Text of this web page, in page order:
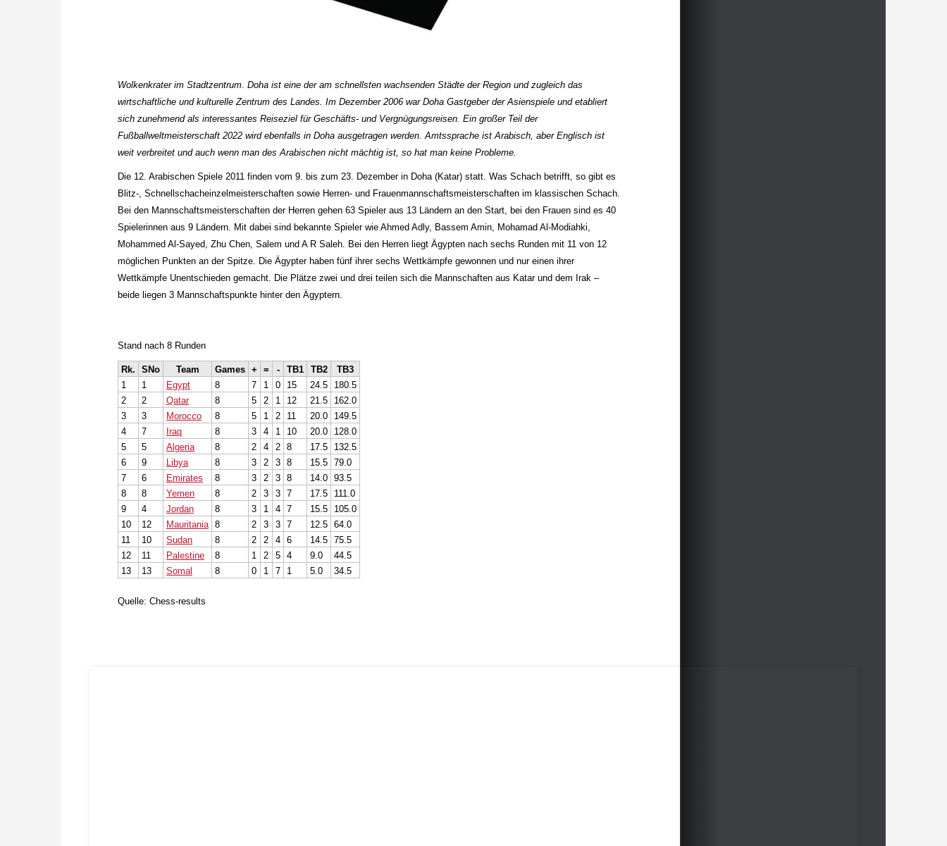
Wolkenkrater im Stadtzentrum. Doha ist eine der am schnellsten wachsenden Städte der Region und zugleich das
wirtschaftliche und kulturelle Zentrum des Landes. Im Dezember 2006 war Doha Gastgeber der Asienspiele und etabliert
sich zunehmend als interessantes Reiseziel für Geschäfts- und Vergnügungsreisen. Ein großer Teil der
Fußballweltmeisterschaft 2022 wird ebenfalls in Doha ausgetragen werden. Amtssprache ist Arabisch, aber Englisch ist
weit verbreitet und auch wenn man des Arabischen nicht mächtig ist, so hat man keine Probleme.
Die 12. Arabischen Spiele 2011 finden vom 9. bis zum 23. Dezember in Doha (Katar) statt. Was Schach betrifft, so gibt es
Blitz-, Schnellschacheinzelmeisterschaften sowie Herren- und Frauenmannschaftsmeisterschaften im klassischen Schach.
Bei den Mannschaftsmeisterschaften der Herren gehen 63 Spieler aus 13 Ländern an den Start, bei den Frauen sind es 40
Spielerinnen aus 9 Ländern. Mit dabei sind bekannte Spieler wie Ahmed Adly, Bassem Amin, Mohamad Al-Modiahki,
Mohammed Al-Sayed, Zhu Chen, Salem und A R Saleh. Bei den Herren liegt Ägypten nach sechs Runden mit 11 von 12
möglichen Punkten an der Spitze. Die Ägypter haben fünf ihrer sechs Wettkämpfe gewonnen und nur einen ihrer
Wettkämpfe Unentschieden gemacht. Die Plätze zwei und drei teilen sich die Mannschaften aus Katar und dem Irak –
beide liegen 3 Mannschaftspunkte hinter den Ägyptern.
Stand nach 8 Runden
Rk. SNo Team Games + = - TB1 TB2
TB3
1
1 Egypt 8 7 1 0 15 24.5
180.5
2
2 Qatar 8 5 2 1 12 21.5
162.0
3
3 Morocco 8 5 1 2 11 20.0
149.5
4
7 Iraq 8 3 4 1 10 20.0
128.0
5
5 Algeria 8 2 4 2 8 17.5
132.5
6
9 Libya 8 3 2 3 8 15.5 79.0
7
6 Emirates 8 3 2 3 8 14.0 93.5
8
8 Yemen 8 2 3 3 7 17.5
111.0
9
4 Jordan 8 3 1 4 7 15.5
105.0
10
12 Mauritania 8 2 3 3 7 12.5 64.0
11
10 Sudan 8 2 2 4 6 14.5 75.5
12
11 Palestine 8 1 2 5 4 9.0
44.5
13
13 Somal 8 0 1 7 1 5.0 34.5
Quelle: Chess-results